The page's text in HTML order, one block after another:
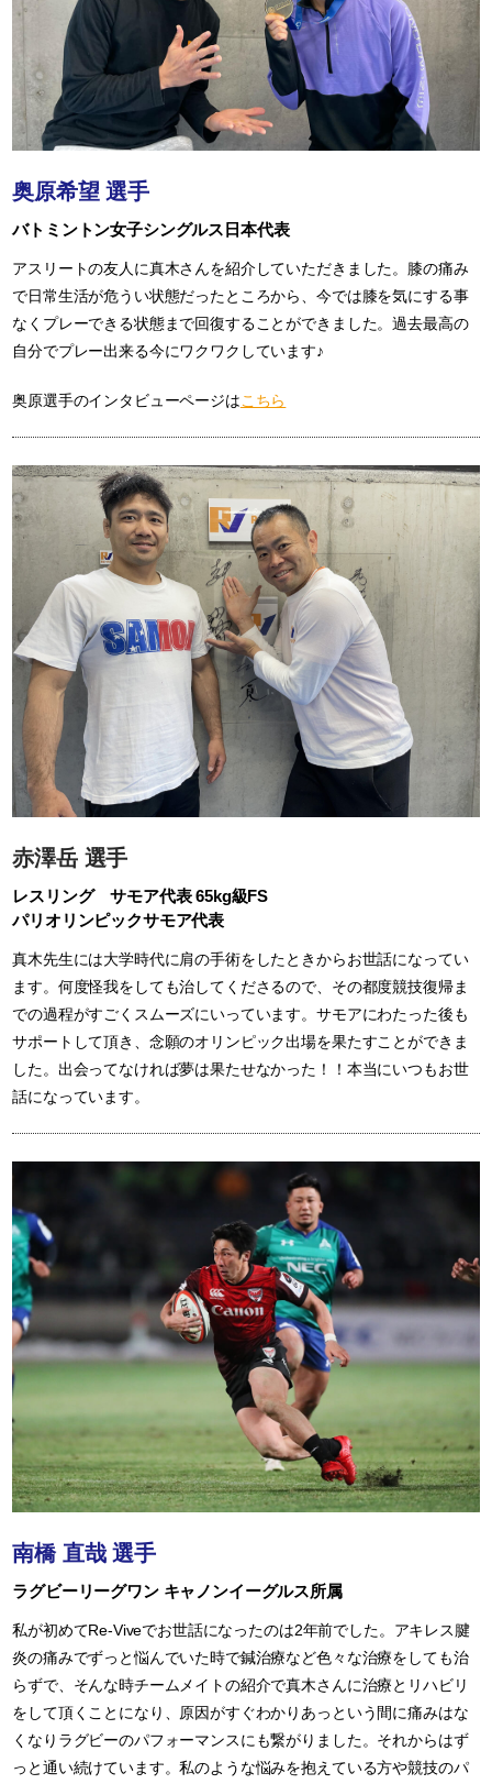
奥原希望 選手
バトミントン女子シングルス日本代表
アスリートの友人に真木さんを紹介していただきました。膝の痛み
で日常生活が危うい状態だったところから、今では膝を気にする事
なくプレーできる状態まで回復することができました。過去最高の
自分でプレー出来る今にワクワクしています♪
奥原選手のインタビューページはこちら
赤澤岳 選手
レスリング サモア代表 65kg級FS
パリオリンピックサモア代表
真木先生には大学時代に肩の手術をしたときからお世話になってい
ます。何度怪我をしても治してくださるので、その都度競技復帰ま
での過程がすごくスムーズにいっています。サモアにわたった後も
サポートして頂き、念願のオリンピック出場を果たすことができま
した。出会ってなければ夢は果たせなかった！！本当にいつもお世
話になっています。
南橋 直哉 選手
ラグビーリーグワン キャノンイーグルス所属
私が初めてRe-Viveでお世話になったのは2年前でした。アキレス腱
炎の痛みでずっと悩んでいた時で鍼治療など色々な治療をしても治
らずで、そんな時チームメイトの紹介で真木さんに治療とリハビリ
をして頂くことになり、原因がすぐわかりあっという間に痛みはな
くなりラグビーのパフォーマンスにも繋がりました。それからはず
っと通い続けています。私のような悩みを抱えている方や競技のパ